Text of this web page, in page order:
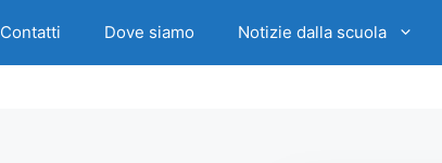
Contatti Dove siamo Notizie dalla scuola